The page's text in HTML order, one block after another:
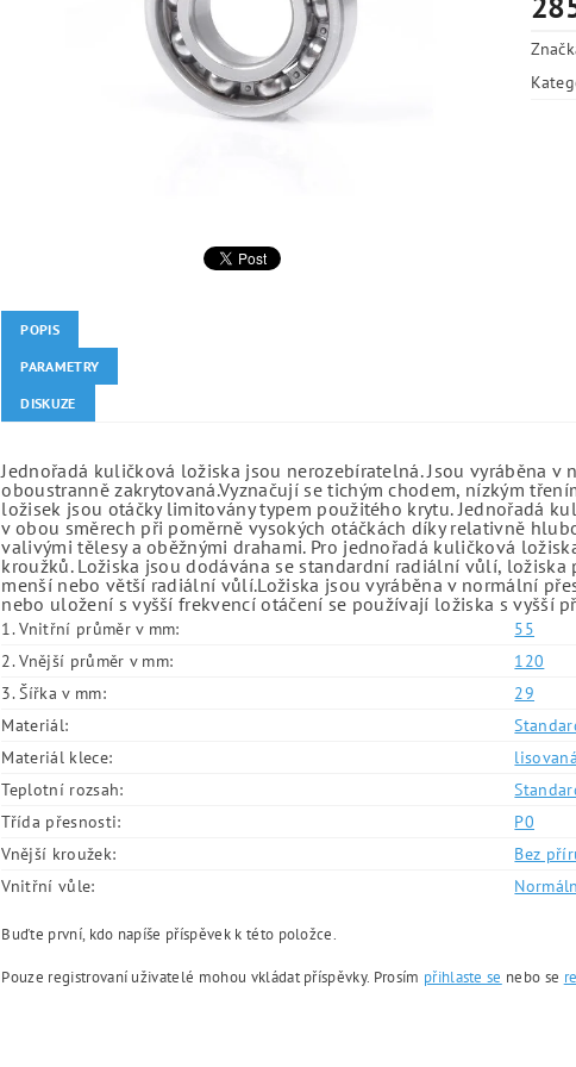
POPIS
PARAMETRY
DISKUZE
Jednořadá kuličková ložiska jsou nerozebíratelná. Jsou vyráběna
oboustranně zakrytovaná.Vyznačují se tichým chodem, nízkým
ložisek jsou otáčky limitovány typem použitého krytu. Jednořadá
v obou směrech při poměrně vysokých otáčkách díky relativně
valivými tělesy a oběžnými drahami. Pro jednořadá kuličková
kroužků. Ložiska jsou dodávána se standardní radiální vůlí,
menší nebo větší radiální vůlí.Ložiska jsou vyráběna v normální
nebo uložení s vyšší frekvencí otáčení se používají ložiska s vyšší
1. Vnitřní průměr v mm:
55
2. Vnější průměr v mm:
120
3. Šířka v mm:
29
Materiál:
Materiál klece:
Teplotní rozsah:
Třída přesnosti:
P0
Vnější kroužek:
Bez
Vnitřní vůle:
Buďte první, kdo napíše příspěvek k této položce.
Pouze registrovaní uživatelé mohou vkládat příspěvky. Prosím přihlaste se nebo se